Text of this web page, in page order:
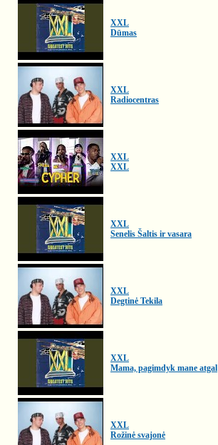
XXL
Dūmas
XXL
Radiocentras
XXL
XXL
XXL
Senelis Šaltis ir vasara
XXL
Degtinė Tekila
XXL
Mama, pagimdyk mane atgal
XXL
Rožinė svajonė